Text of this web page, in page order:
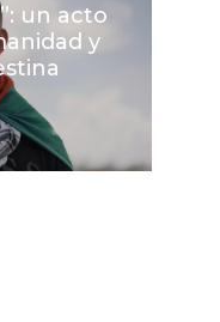
un acto
y